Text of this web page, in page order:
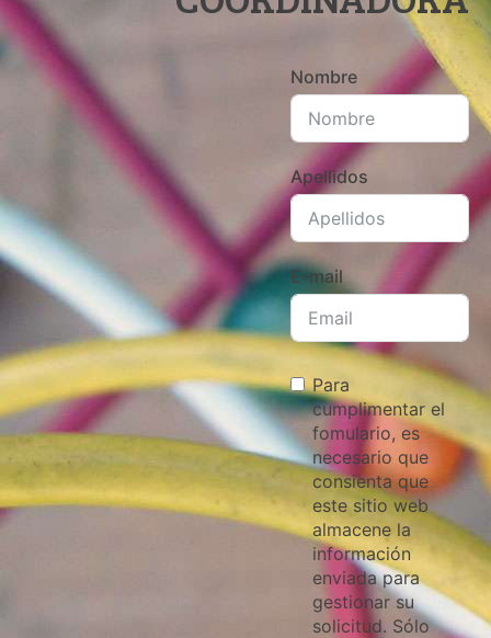
Nombre
Apellidos
E-mail
Para
cumplimentar el
fomulario, es
necesario que
consienta que
este sitio web
almacene la
información
enviada para
gestionar su
solicitud. Sólo